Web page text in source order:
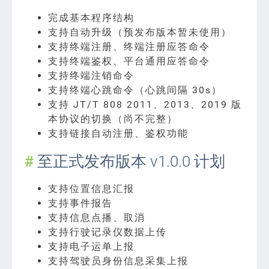
完成基本程序结构
支持自动升级（预发布版本暂未使用）
支持终端注册、终端注册应答命令
支持终端鉴权、平台通用应答命令
支持终端注销命令
支持终端心跳命令（心跳间隔 30s）
支持 JT/T 808 2011、2013、2019 版
本协议的切换（尚不完整）
支持链接自动注册、鉴权功能
至正式发布版本 v1.0.0 计划
支持位置信息汇报
支持事件报告
支持信息点播、取消
支持行驶记录仪数据上传
支持电子运单上报
支持驾驶员身份信息采集上报